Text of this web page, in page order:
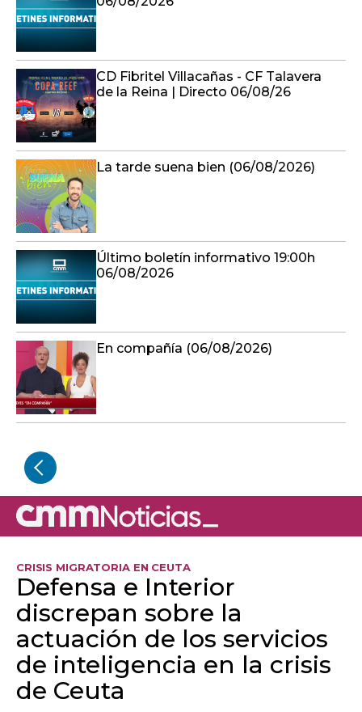
CD Fibritel Villacañas - CF Talavera
de la Reina | Directo 06/08/26
La tarde suena bien (06/08/2026)
Último boletín informativo 19:00h
06/08/2026
En compañía (06/08/2026)
CRISIS MIGRATORIA EN CEUTA
Defensa e Interior
discrepan sobre la
actuación de los servicios
de inteligencia en la crisis
de Ceuta